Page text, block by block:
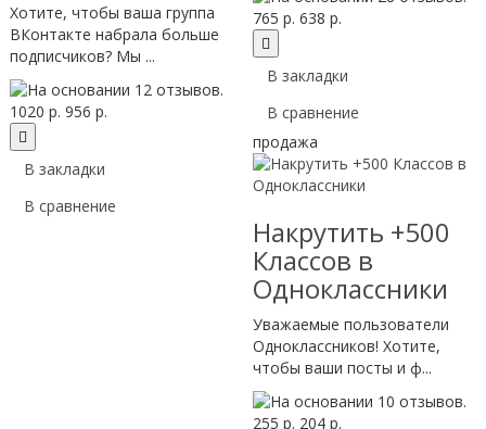
Хотите, чтобы ваша группа
ВКонтакте набрала больше
подписчиков? Мы ...
1020 р. 956 р.
В закладки
В сравнение
765 р. 638 р.
В закладки
В сравнение
продажа
Накрутить +500
Классов в
Одноклассники
Уважаемые пользователи
Одноклассников! Хотите,
чтобы ваши посты и ф...
255 р. 204 р.